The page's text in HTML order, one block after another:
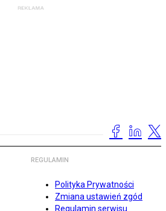
REGULAMIN
Polityka Prywatności
Zmiana ustawień zgód
Regulamin serwisu